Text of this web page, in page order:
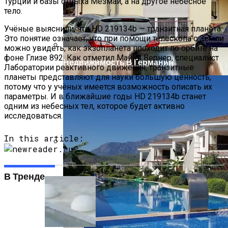
Бетонные Блоки Для Строительства:
Преимущества И Недостатки
Научным Журналом Nature
Смартфоны И Планшеты Разрушают
Семейную Жизнь
Недвижимость В Германии
тело.
Учёные выяснили, что HD 219134b — транзитная планета.
Это понятие означает, что при помощи телескопа с Земли
можно увидеть, как экзопланета проходит по орбите на
фоне Глизе 892. Как отметил Майкл Вернер, специалист
Лаборатории реактивного движения, транзитные
планеты представляют для науки большую ценность,
потому что у учёных имеется возможность описать их
параметры. И в ближайшие годы HD 219134b станет
одним из небесных тел, которое будет активно
исследоваться.
In this article:
В Тренде